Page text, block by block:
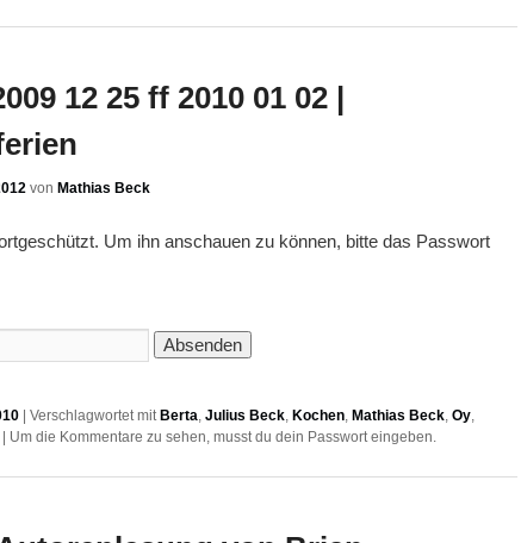
12 25 ff 2010 01 02 |
von Mathias Beck
Um ihn anschauen zu können, bitte das Passwort
Verschlagwortet mit Berta, Julius Beck, Kochen, Mathias Beck, Oy,
Um die Kommentare zu sehen, musst du dein Passwort eingeben.